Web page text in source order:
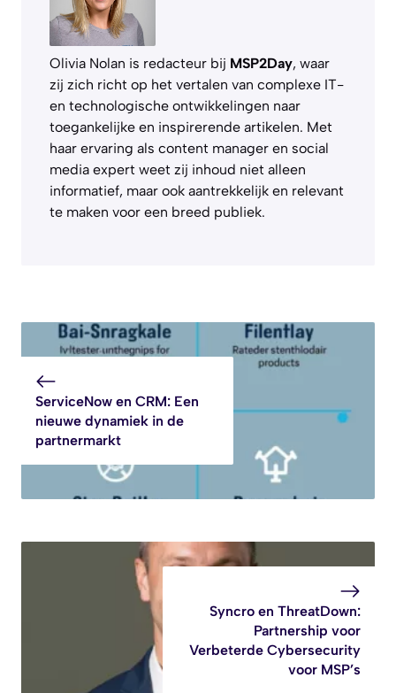
Olivia Nolan is redacteur bij MSP2Day, waar
zij zich richt op het vertalen van complexe IT-
en technologische ontwikkelingen naar
toegankelijke en inspirerende artikelen. Met
haar ervaring als content manager en social
media expert weet zij inhoud niet alleen
informatief, maar ook aantrekkelijk en relevant
te maken voor een breed publiek.
ServiceNow en CRM: Een
nieuwe dynamiek in de
partnermarkt
Syncro en ThreatDown:
Partnership voor
Verbeterde Cybersecurity
voor MSP’s